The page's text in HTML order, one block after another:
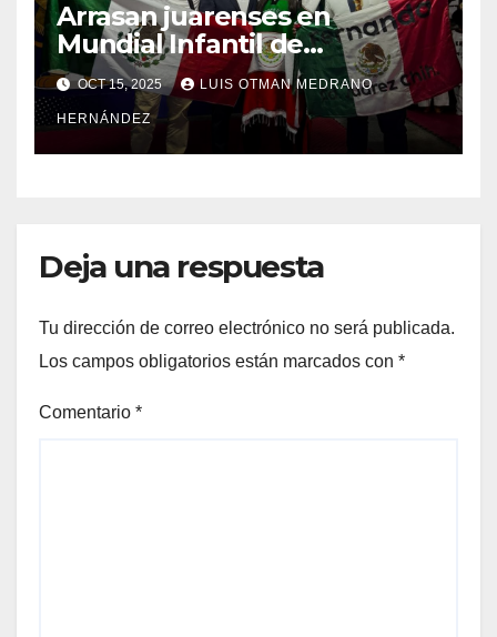
Arrasan juarenses en
Mundial Infantil de
Taekwondo
OCT 15, 2025 LUIS OTMAN MEDRANO
HERNÁNDEZ
Deja una respuesta
Tu dirección de correo electrónico no será publicada.
Los campos obligatorios están marcados con *
Comentario *